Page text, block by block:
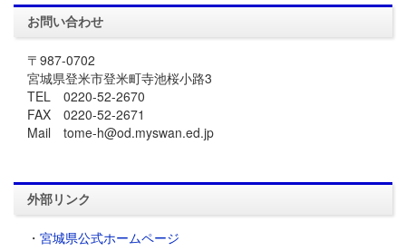
お問い合わせ
〒987-0702
宮城県登米市登米町寺池桜小路3
TEL 0220-52-2670
FAX 0220-52-2671
Mail tome-h@od.myswan.ed.jp
外部リンク
・ 宮城県公式ホームページ